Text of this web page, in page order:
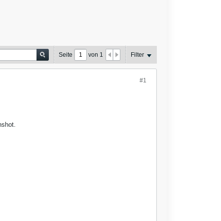
Seite von 1 Filter
#1